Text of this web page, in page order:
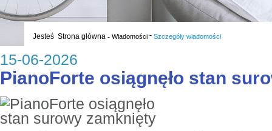
Jesteś Strona główna - Wiadomości - Szczegóły wiadomości
15-06-2026
PianoForte osiągnęło stan